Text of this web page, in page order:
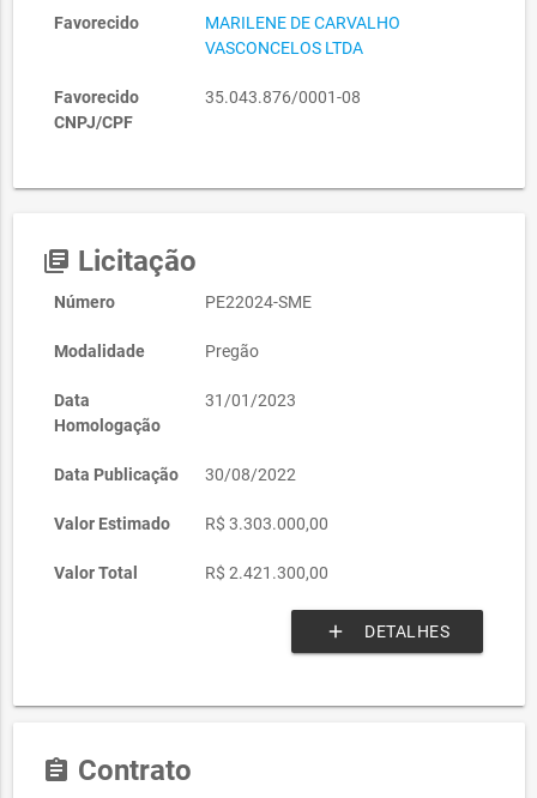
Favorecido
MARILENE DE CARVALHO
VASCONCELOS LTDA
Favorecido
CNPJ/CPF
35.043.876/0001-08
library_books Licitação
Número PE22024-SME
Modalidade Pregão
Data
Homologação
31/01/2023
Data Publicação 30/08/2022
Valor Estimado R$ 3.303.000,00
Valor Total R$ 2.421.300,00
add DETALHES
assignment Contrato